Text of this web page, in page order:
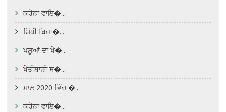
ਕੋਰੋਨਾ ਵਾਇ�...
ਸਿੱਧੀ ਬਿਜਾ�...
ਪਸ਼ੂਆਂ ਦਾ ਖੇ�...
ਖੇਤੀਬਾੜੀ ਸ�...
ਸਾਲ 2020 ਵਿੱਚ �...
ਕੋਰੋਨਾ ਵਾਇ�...